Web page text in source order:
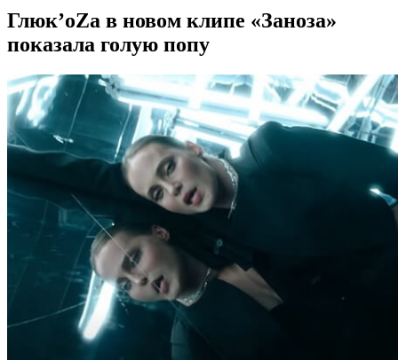
Глюк’оZа в новом клипе «Заноза»
показала голую попу